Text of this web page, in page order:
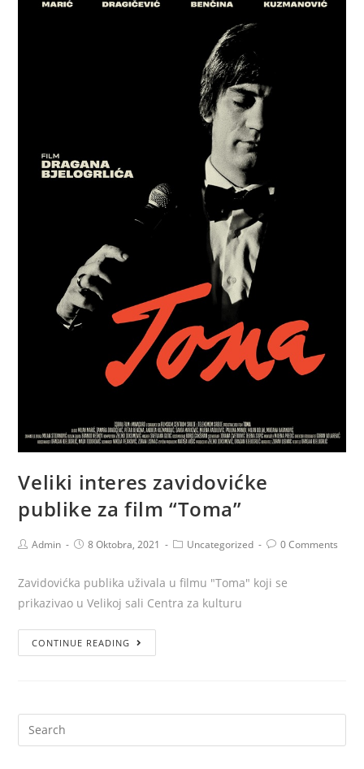
Veliki interes zavidovićke
publike za film “Toma”
Admin 8 Oktobra, 2021 Uncategorized 0 Comments
Zavidovićka publika uživala u filmu "Toma" koji se
prikazivao u Velikoj sali Centra za kulturu
CONTINUE READING